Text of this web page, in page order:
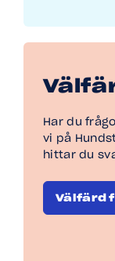
Har du
vi på
hittar du
Välfärd